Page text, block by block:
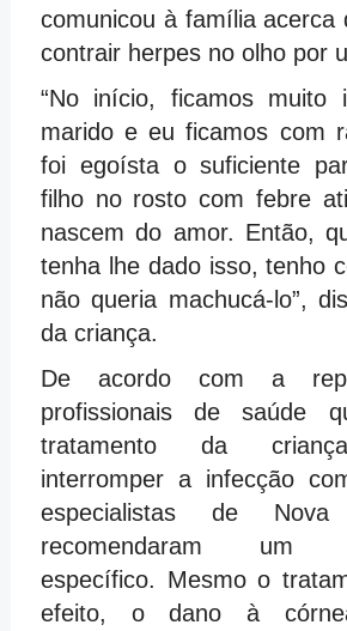
comunicou à família acerca
contrair herpes no olho por
“No início, ficamos muito
marido e eu ficamos com
foi egoísta o suficiente
filho no rosto com febre
nascem do amor. Então,
tenha lhe dado isso, tenho
não queria machucá-lo”,
da criança.
De acordo com a
profissionais de saúde
tratamento da
interromper a infecção
especialistas de
recomendaram um
específico. Mesmo o
efeito, o dano à